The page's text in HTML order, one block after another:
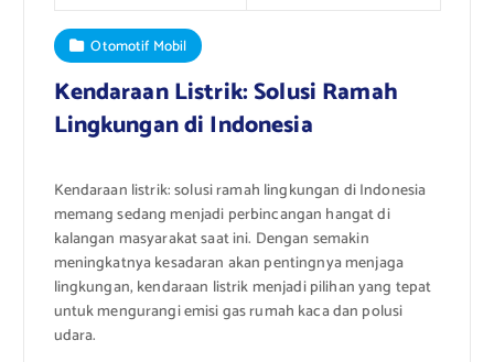
Otomotif Mobil
Kendaraan Listrik: Solusi Ramah
Lingkungan di Indonesia
Kendaraan listrik: solusi ramah lingkungan di Indonesia
memang sedang menjadi perbincangan hangat di
kalangan masyarakat saat ini. Dengan semakin
meningkatnya kesadaran akan pentingnya menjaga
lingkungan, kendaraan listrik menjadi pilihan yang tepat
untuk mengurangi emisi gas rumah kaca dan polusi
udara.